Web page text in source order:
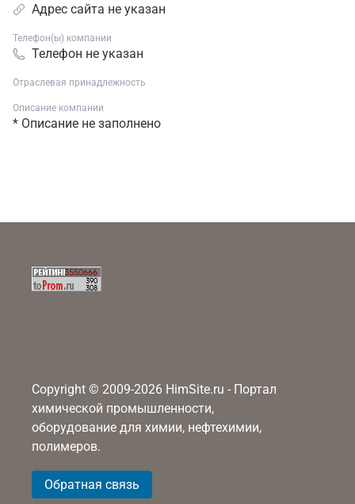
Адрес сайта не указан
Телефон(ы) компании
Телефон не указан
Отраслевая принадлежность
Описание компании
* Описание не заполнено
Copyright © 2009-2026 HimSite.ru - Портал
химической промышленности,
оборудование для химии, нефтехимии,
полимеров.
Обратная связь